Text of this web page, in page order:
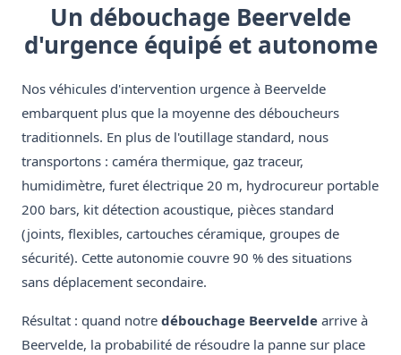
Un débouchage Beervelde
d'urgence équipé et autonome
Nos véhicules d'intervention urgence à Beervelde
embarquent plus que la moyenne des déboucheurs
traditionnels. En plus de l'outillage standard, nous
transportons : caméra thermique, gaz traceur,
humidimètre, furet électrique 20 m, hydrocureur portable
200 bars, kit détection acoustique, pièces standard
(joints, flexibles, cartouches céramique, groupes de
sécurité). Cette autonomie couvre 90 % des situations
sans déplacement secondaire.
Résultat : quand notre débouchage Beervelde arrive à
Beervelde, la probabilité de résoudre la panne sur place